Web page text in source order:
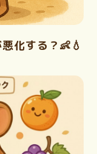
化する？👶💧